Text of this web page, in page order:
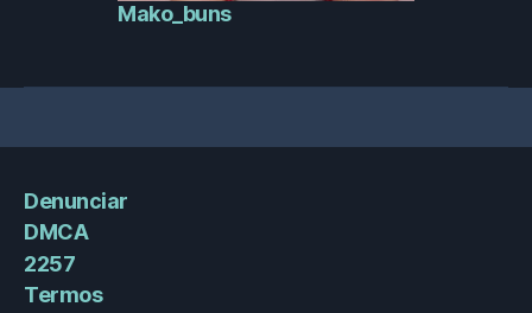
Mako_buns
Denunciar
DMCA
2257
Termos